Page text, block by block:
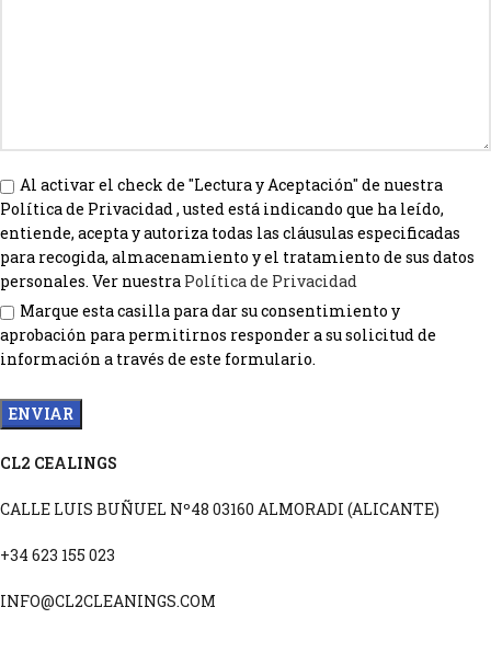
Al activar el check de "Lectura y Aceptación" de nuestra
Política de Privacidad , usted está indicando que ha leído,
entiende, acepta y autoriza todas las cláusulas especificadas
para recogida, almacenamiento y el tratamiento de sus datos
personales. Ver nuestra Política de Privacidad
Marque esta casilla para dar su consentimiento y
aprobación para permitirnos responder a su solicitud de
información a través de este formulario.
CL2 CEALINGS
CALLE LUIS BUÑUEL Nº48 03160 ALMORADI (ALICANTE)
+34 623 155 023
INFO@CL2CLEANINGS.COM